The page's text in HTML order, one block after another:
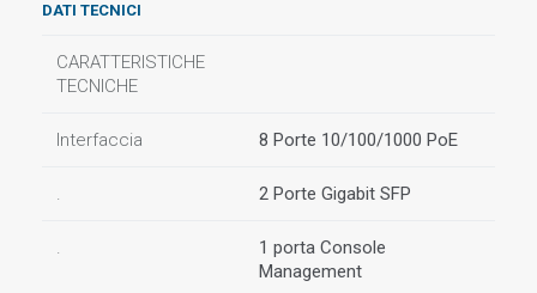
DATI TECNICI
CARATTERISTICHE
TECNICHE
Interfaccia 8 Porte 10/100/1000 PoE
. 2 Porte Gigabit SFP
.
1 porta Console
Management